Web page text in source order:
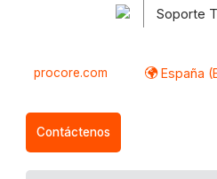
Soporte
procore.com España
Contáctenos